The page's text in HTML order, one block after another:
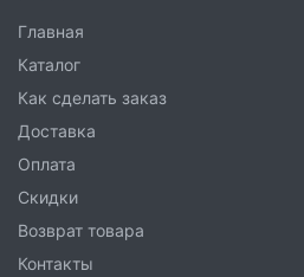
Главная
Каталог
Как сделать заказ
Доставка
Оплата
Скидки
Возврат товара
Контакты